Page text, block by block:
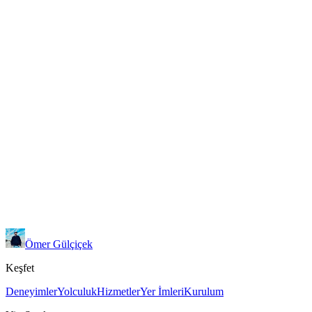
Ömer Gülçiçek
Keşfet
DeneyimlerYolculukHizmetlerYer İmleriKurulum